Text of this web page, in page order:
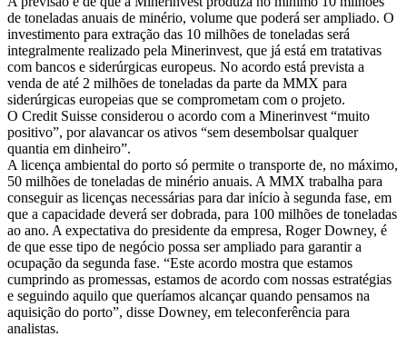
de toneladas anuais de minério, volume que poderá ser ampliado. O
investimento para extração das 10 milhões de toneladas será
integralmente realizado pela Minerinvest, que já está em tratativas
com bancos e siderúrgicas europeus. No acordo está prevista a
venda de até 2 milhões de toneladas da parte da MMX para
siderúrgicas europeias que se comprometam com o projeto.
O Credit Suisse considerou o acordo com a Minerinvest “muito
positivo”, por alavancar os ativos “sem desembolsar qualquer
quantia em dinheiro”.
A licença ambiental do porto só permite o transporte de, no máximo,
50 milhões de toneladas de minério anuais. A MMX trabalha para
conseguir as licenças necessárias para dar início à segunda fase, em
que a capacidade deverá ser dobrada, para 100 milhões de toneladas
ao ano. A expectativa do presidente da empresa, Roger Downey, é
de que esse tipo de negócio possa ser ampliado para garantir a
ocupação da segunda fase. “Este acordo mostra que estamos
cumprindo as promessas, estamos de acordo com nossas estratégias
e seguindo aquilo que queríamos alcançar quando pensamos na
aquisição do porto”, disse Downey, em teleconferência para
analistas.